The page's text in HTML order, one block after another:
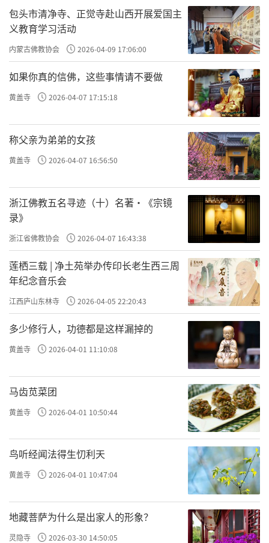
包头市清净寺、正觉寺赴山西开展爱国主
义教育学习活动
内蒙古佛教协会 2026-04-09 17:06:00
如果你真的信佛，这些事情请不要做
黄盖寺 2026-04-07 17:15:18
称父亲为弟弟的女孩
黄盖寺 2026-04-07 16:56:50
浙江佛教五名寻迹（十）名著·《宗镜
录》
浙江省佛教协会 2026-04-07 16:43:38
莲栖三载 | 净土苑举办传印长老生西三周
年纪念音乐会
江西庐山东林寺 2026-04-05 22:20:43
多少修行人，功德都是这样漏掉的
黄盖寺 2026-04-01 11:10:08
马齿苋菜团
黄盖寺 2026-04-01 10:50:44
鸟听经闻法得生忉利天
黄盖寺 2026-04-01 10:47:04
地藏菩萨为什么是出家人的形象？
灵隐寺 2026-03-30 14:50:05